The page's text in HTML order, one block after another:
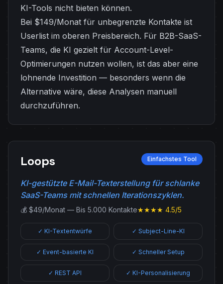
KI-Tools nicht bieten können.
Bei $149/Monat für unbegrenzte Kontakte ist
Userlist im oberen Preisbereich. Für B2B-SaaS-
Teams, die KI gezielt für Account-Level-
Optimierungen nutzen wollen, ist das aber eine
lohnende Investition — besonders wenn die
Alternative wäre, diese Analysen manuell
durchzuführen.
Loops Einfachstes Tool
KI-gestützte E-Mail-Texterstellung für schlanke
SaaS-Teams mit schnellen Iterationszyklen.
💰 $49/Monat — Bis 5.000 Kontakte★★★★ 4.5/5
✓ KI-Textentwürfe ✓ Subject-Line-KI
✓ Event-basierte KI ✓ Schneller Setup
✓ REST API ✓ KI-Personalisierung